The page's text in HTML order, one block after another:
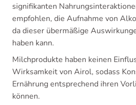
signifikanten
empfohlen, die Aufnahme von
da dieser übermäßige
haben kann.
Milchprodukte haben keinen
Wirksamkeit von Airol, sodass
Ernährung entsprechend ihren
können.